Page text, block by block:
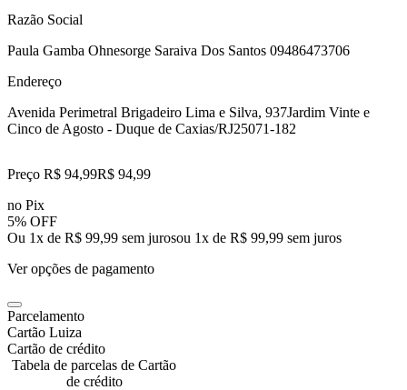
Razão Social
Paula Gamba Ohnesorge Saraiva Dos Santos 09486473706
Endereço
Avenida Perimetral Brigadeiro Lima e Silva, 937Jardim Vinte e
Cinco de Agosto - Duque de Caxias/RJ25071-182
Preço R$ 94,99R$ 94,99
no Pix
5% OFF
Ou 1x de R$ 99,99 sem jurosou 1x de R$ 99,99 sem juros
Ver opções de pagamento
Parcelamento
Cartão Luiza
Cartão de crédito
Tabela de parcelas de Cartão
de crédito